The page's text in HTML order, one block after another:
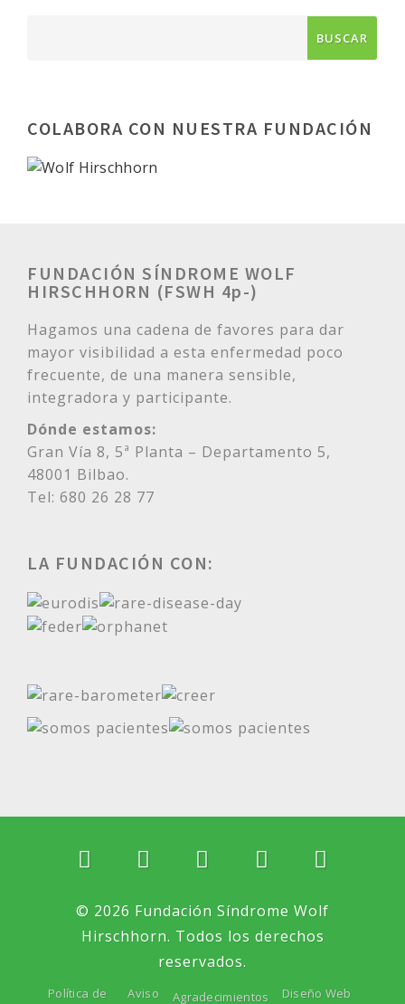
COLABORA CON NUESTRA FUNDACIÓN
FUNDACIÓN SÍNDROME WOLF
HIRSCHHORN (FSWH 4p-)
Hagamos una cadena de favores para dar
mayor visibilidad a esta enfermedad poco
frecuente, de una manera sensible,
integradora y participante.
Dónde estamos:
Gran Vía 8, 5ª Planta – Departamento 5,
48001 Bilbao.
Tel: 680 26 28 77
LA FUNDACIÓN CON:
© 2026 Fundación Síndrome Wolf
Hirschhorn. Todos los derechos
reservados.
Política de Aviso Agradecimientos Diseño Web